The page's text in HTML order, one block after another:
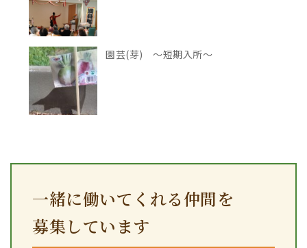
園芸(芽) ～短期入所～
一緒に働いてくれる仲間を
募集しています